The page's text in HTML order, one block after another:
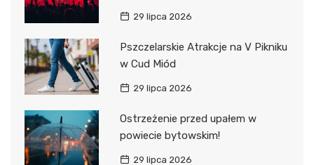
29 lipca 2026
Pszczelarskie Atrakcje na V Pikniku
w Cud Miód
29 lipca 2026
Ostrzeżenie przed upałem w
powiecie bytowskim!
29 lipca 2026